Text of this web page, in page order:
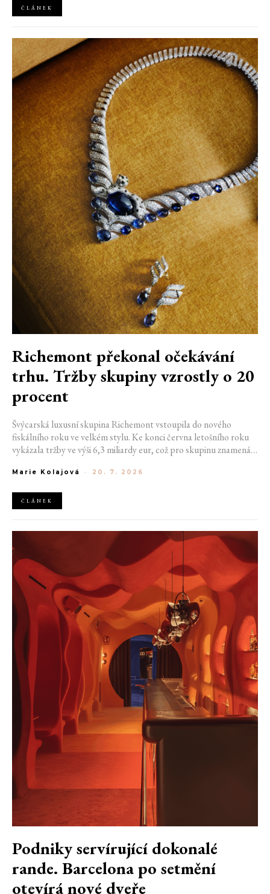
ale příslušnost k nejrychlejší fashion komunitě světa. Jak se z
"Racing Core" stala uniforma ulice a proč nás drama v paddocku
ČLÁNEK
Richemont překonal očekávání
trhu. Tržby skupiny vzrostly o 20
procent
Švýcarská luxusní skupina Richemont vstoupila do nového
fiskálního roku ve velkém stylu. Ke konci června letošního roku
vykázala tržby ve výši 6,3 miliardy eur, což pro skupinu znamená
luxusním zůstává i přes přetrvávající ekonomickou nejistotu
Marie Kolajová - 20. 7. 2026
ČLÁNEK
Podniky servírující dokonalé
rande. Barcelona po setmění
otevírá nové dveře